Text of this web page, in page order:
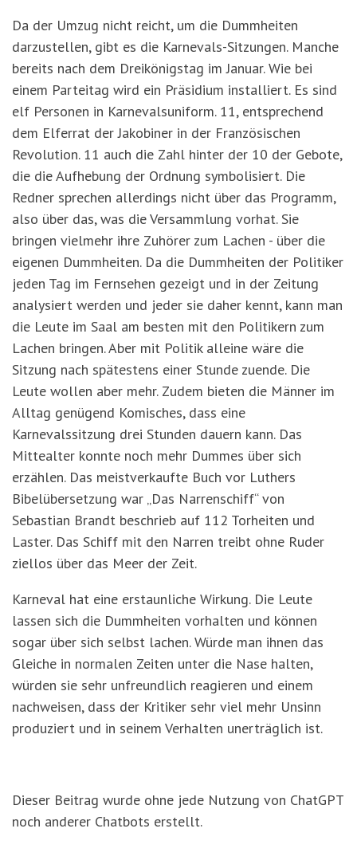
Da der Umzug nicht reicht, um die Dummheiten
darzustellen, gibt es die Karnevals-Sitzungen. Manche
bereits nach dem Dreikönigstag im Januar. Wie bei
einem Parteitag wird ein Präsidium installiert. Es sind
elf Personen in Karnevalsuniform. 11, entsprechend
dem Elferrat der Jakobiner in der Französischen
Revolution. 11 auch die Zahl hinter der 10 der Gebote,
die die Aufhebung der Ordnung symbolisiert. Die
Redner sprechen allerdings nicht über das Programm,
also über das, was die Versammlung vorhat. Sie
bringen vielmehr ihre Zuhörer zum Lachen - über die
eigenen Dummheiten. Da die Dummheiten der Politiker
jeden Tag im Fernsehen gezeigt und in der Zeitung
analysiert werden und jeder sie daher kennt, kann man
die Leute im Saal am besten mit den Politikern zum
Lachen bringen. Aber mit Politik alleine wäre die
Sitzung nach spätestens einer Stunde zuende. Die
Leute wollen aber mehr. Zudem bieten die Männer im
Alltag genügend Komisches, dass eine
Karnevalssitzung drei Stunden dauern kann. Das
Mittealter konnte noch mehr Dummes über sich
erzählen. Das meistverkaufte Buch vor Luthers
Bibelübersetzung war „Das Narrenschiff“ von
Sebastian Brandt beschrieb auf 112 Torheiten und
Laster. Das Schiff mit den Narren treibt ohne Ruder
ziellos über das Meer der Zeit.
Karneval hat eine erstaunliche Wirkung. Die Leute
lassen sich die Dummheiten vorhalten und können
sogar über sich selbst lachen. Würde man ihnen das
Gleiche in normalen Zeiten unter die Nase halten,
würden sie sehr unfreundlich reagieren und einem
nachweisen, dass der Kritiker sehr viel mehr Unsinn
produziert und in seinem Verhalten unerträglich ist.
Dieser Beitrag wurde ohne jede Nutzung von ChatGPT
noch anderer Chatbots erstellt.